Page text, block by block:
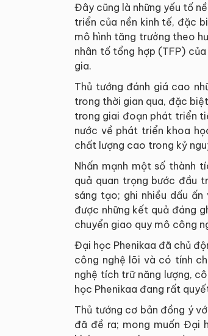
Đây cũng là những yếu tố
triển của nền kinh tế, đặc
mô hình tăng trưởng theo
nhân tố tổng hợp (TFP)
gia.
Thủ tướng đánh giá cao
trong thời gian qua, đặc
trong giai đoạn phát triển
nước về phát triển khoa
chất lượng cao trong kỷ
Nhấn mạnh một số thành
quả quan trọng bước đầu
sáng tạo; ghi nhiều dấu
được những kết quả đáng
chuyển giao quy mô công
Đại học Phenikaa đã chủ
công nghệ lõi và có tính
nghệ tích trữ năng lượng,
học Phenikaa đang rất
Thủ tướng cơ bản đồng ý
đã đề ra; mong muốn Đại